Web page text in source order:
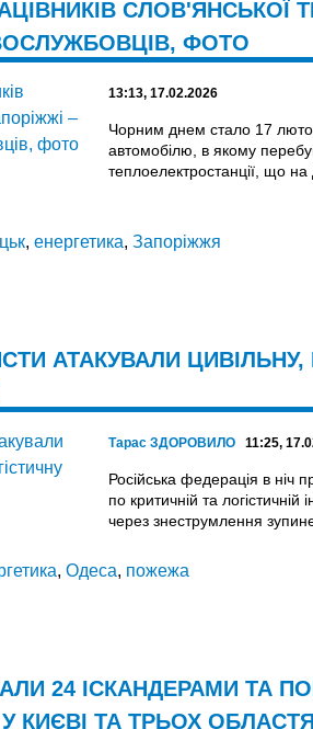
СЛОВ'ЯНСЬКОЇ
ФОТО
13:13, 17.02.2026
Чорним днем стало 17
автомобілю, в якому
теплоелектростанції, що
, енергетика, Запоріжжя
АТАКУВАЛИ ЦИВІЛЬНУ,
Тарас ЗДОРОВИЛО 11:25,
Російська федерація в ніч
по критичній та логістичній
через знеструмлення
, Одеса, пожежа
24 ІСКАНДЕРАМИ ТА
КИЄВІ ТА ТРЬОХ